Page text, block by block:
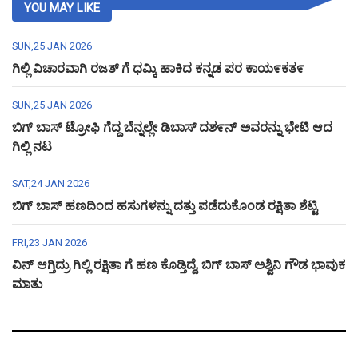
YOU MAY LIKE
SUN,25 JAN 2026
ಗಿಲ್ಲಿ ವಿಚಾರವಾಗಿ ರಜತ್ ಗೆ ಧಮ್ಕಿ ಹಾಕಿದ ಕನ್ನಡ ಪರ ಕಾಯ೯ಕತ೯
SUN,25 JAN 2026
ಬಿಗ್ ಬಾಸ್ ಟ್ರೋಫಿ ಗೆದ್ದ ಬೆನ್ನಲ್ಲೇ ಡಿಬಾಸ್ ದಶ೯ನ್ ಅವರನ್ನು ಭೇಟಿ ಆದ
ಗಿಲ್ಲಿ ನಟ
SAT,24 JAN 2026
ಬಿಗ್ ಬಾಸ್ ಹಣದಿಂದ ಹಸುಗಳನ್ನು ದತ್ತು ಪಡೆದುಕೊಂಡ ರಕ್ಷಿತಾ ಶೆಟ್ಟಿ
FRI,23 JAN 2026
ವಿನ್ ಆಗ್ತಿದ್ರು ಗಿಲ್ಲಿ ರಕ್ಷಿತಾ ಗೆ ಹಣ ಕೊಡ್ತಿದ್ದೆ, ಬಿಗ್ ಬಾಸ್ ಅಶ್ವಿನಿ ಗೌಡ ಭಾವುಕ
ಮಾತು